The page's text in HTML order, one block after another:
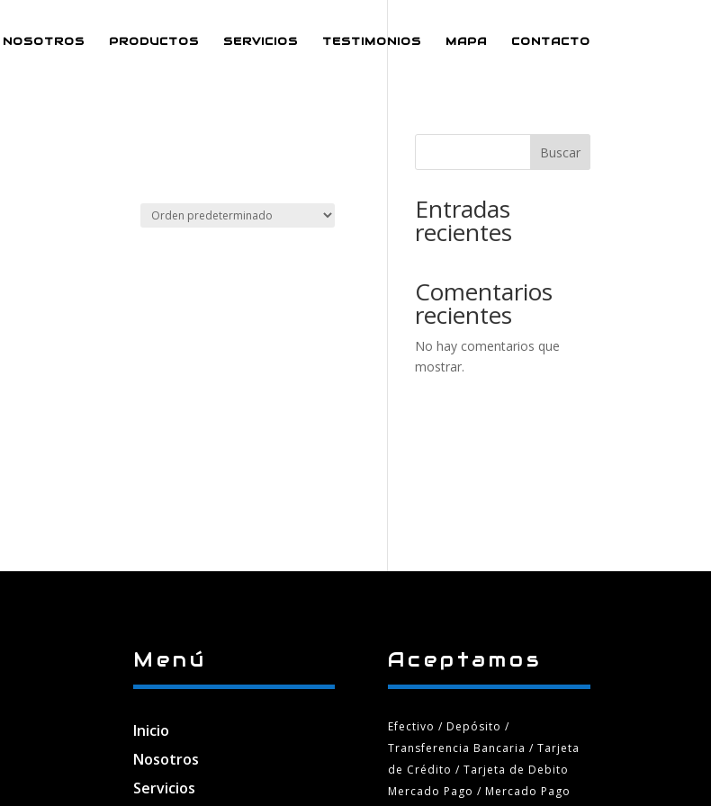
NOSOTROS PRODUCTOS SERVICIOS TESTIMONIOS MAPA CONTACTO
Buscar
Entradas
recientes
Comentarios
recientes
No hay comentarios que
mostrar.
Menú
Inicio
Nosotros
Servicios
Aceptamos
Efectivo / Depósito /
Transferencia Bancaria/ Tarjeta
de Crédito / Tarjeta de Debito
Mercado Pago / Mercado Pago